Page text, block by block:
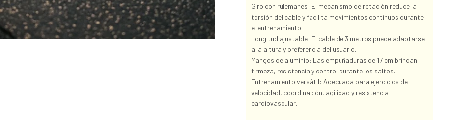
Giro con rulemanes: El mecanismo de rotación reduce la
torsión del cable y facilita movimientos continuos durante
el entrenamiento.
Longitud ajustable: El cable de 3 metros puede adaptarse
a la altura y preferencia del usuario.
Mangos de aluminio: Las empuñaduras de 17 cm brindan
firmeza, resistencia y control durante los saltos.
Entrenamiento versátil: Adecuada para ejercicios de
velocidad, coordinación, agilidad y resistencia
cardiovascular.